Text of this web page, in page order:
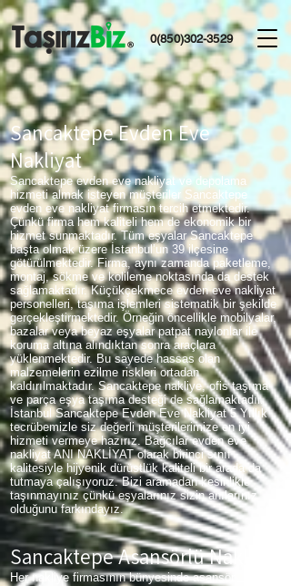
0(850)302-3529
Sancaktepe Evden Eve
Nakliyat
Sancaktepe evden eve nakliyat ve depolama
hizmeti almak isteyen müşteriler Sancaktepe
evden eve nakliyat firmasın tercih etmektedir.
Çünkü firma hem kaliteli hem de ekonomik bir
hizmet sunmaktadır. Tüm eşyalar Sancaktepe
başta olmak üzere İstanbul’un 39 ilçesine
götürülmektedir. Firma, aynı zamanda paketleme,
montaj, sökme ve kolileme noktasında da destek
sağlamaktadır. Küçükçekmece evden eve nakliyat
personelleri, taşıma işlemleri sistematik bir şekilde
gerçekleştirmektedir. Örneğin öncellikle mobilyalar,
bazalar veya beyaz eşyalar patpat naylonlar ile
koruma altına alındıktan sonra araçlara
yüklenmektedir. Bu sayede hassas olan
malzemelerin ezilme riskleri ortadan
kaldırılmaktadır. Sancaktepe nakliye, ofis taşıma
ve parça eşya taşıma desteği de sağlamaktadır.
İstanbul Sancaktepe Evden Eve Nakliyat 5 Yıllık
tecrübemizle siz değerli müşterilerimize en iyi
hizmeti vermeye hazırız. Bağcılar evden eve
nakliyat ANI NAKLİYAT olarak birinci sınıf
kalitesiyle hijyenik dürüstlük kaliteli bir arada da
tutmaya çalışıyoruz. Bizi aramadan kesinlikle
taşınmayınız çünkü eşyalarınız sizin anılarınız
olduğunu farkındayız.
Sancaktepe Asansörlü Nakliyat
Her nakliye firmasının bünyesinde asansör